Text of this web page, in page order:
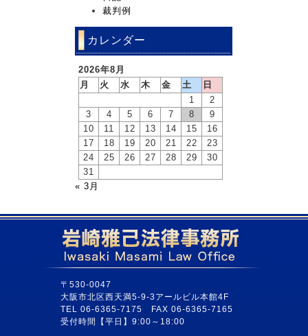
裁判例
カレンダー
2026年8月
月
火 水 木 金 土
日
1
2
3
4 5 6 7 8
9
10
11 12 13 14 15
16
17
18 19 20 21 22
23
24
25 26 27 28 29
30
31
« 3月
〒530-0047
大阪市北区西天満5-9-3アールビル本館4F
TEL 06-6365-7175 FAX 06-6365-7165
受付時間【平日】9:00～18:00